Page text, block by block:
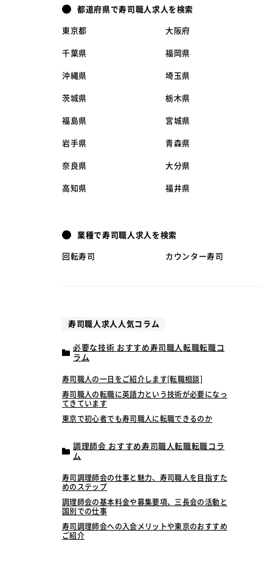
都道府県で寿司職人求人を検索
東京都 大阪府
千葉県 福岡県
沖縄県 埼玉県
茨城県 栃木県
福島県 宮城県
岩手県 青森県
奈良県 大分県
高知県 福井県
業種で寿司職人求人を検索
回転寿司 カウンター寿司
寿司職人求人人気コラム
必要な技術 おすすめ寿司職人転職転職コ
ラム
寿司職人の一日をご紹介します[転職相談]
寿司職人の転職に英語力という技術が必要になっ
てきています
東京で初心者でも寿司職人に転職できるのか
調理師会 おすすめ寿司職人転職転職コラ
ム
寿司調理師会の仕事と魅力、寿司職人を目指すた
めのステップ
調理師会の基本料金や募集要項、三長会の活動と
国別での仕事
寿司調理師会への入会メリットや東京のおすすめ
ご紹介